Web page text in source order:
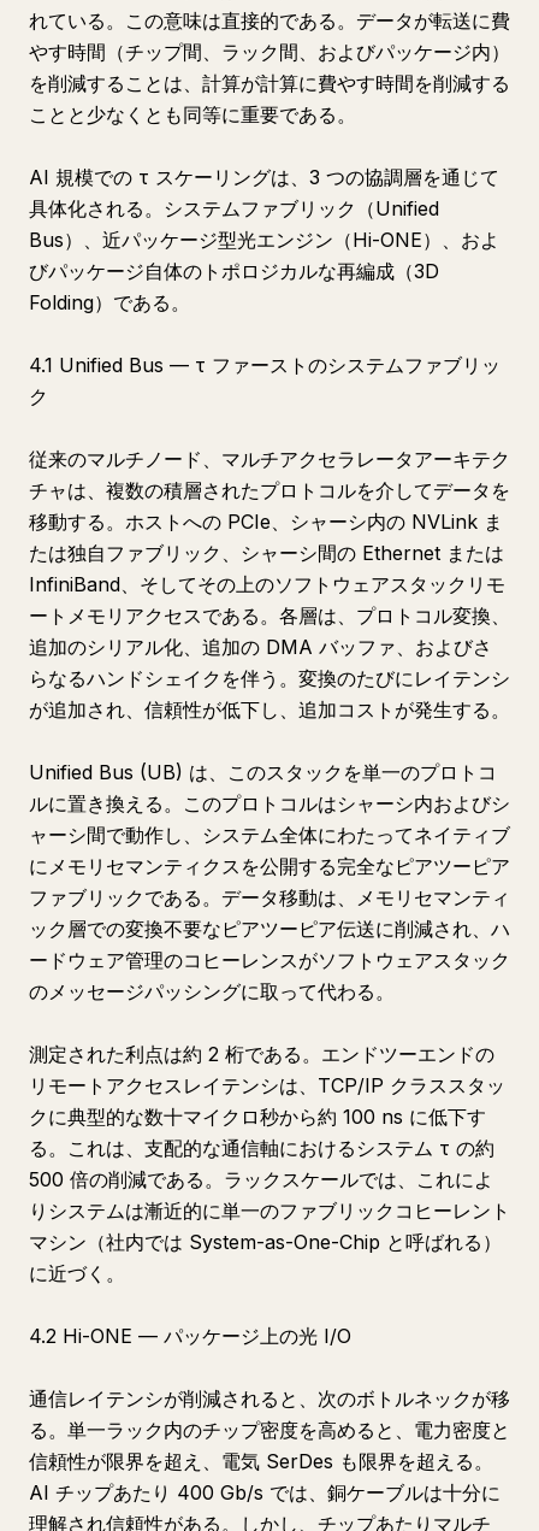
れている。この意味は直接的である。データが転送に費
やす時間（チップ間、ラック間、およびパッケージ内）
を削減することは、計算が計算に費やす時間を削減する
ことと少なくとも同等に重要である。
AI 規模での τ スケーリングは、3 つの協調層を通じて
具体化される。システムファブリック（Unified
Bus）、近パッケージ型光エンジン（Hi-ONE）、およ
びパッケージ自体のトポロジカルな再編成（3D
Folding）である。
4.1 Unified Bus — τ ファーストのシステムファブリッ
ク
従来のマルチノード、マルチアクセラレータアーキテク
チャは、複数の積層されたプロトコルを介してデータを
移動する。ホストへの PCIe、シャーシ内の NVLink ま
たは独自ファブリック、シャーシ間の Ethernet または
InfiniBand、そしてその上のソフトウェアスタックリモ
ートメモリアクセスである。各層は、プロトコル変換、
追加のシリアル化、追加の DMA バッファ、およびさ
らなるハンドシェイクを伴う。変換のたびにレイテンシ
が追加され、信頼性が低下し、追加コストが発生する。
Unified Bus (UB) は、このスタックを単一のプロトコ
ルに置き換える。このプロトコルはシャーシ内およびシ
ャーシ間で動作し、システム全体にわたってネイティブ
にメモリセマンティクスを公開する完全なピアツーピア
ファブリックである。データ移動は、メモリセマンティ
ック層での変換不要なピアツーピア伝送に削減され、ハ
ードウェア管理のコヒーレンスがソフトウェアスタック
のメッセージパッシングに取って代わる。
測定された利点は約 2 桁である。エンドツーエンドの
リモートアクセスレイテンシは、TCP/IP クラススタッ
クに典型的な数十マイクロ秒から約 100 ns に低下す
る。これは、支配的な通信軸におけるシステム τ の約
500 倍の削減である。ラックスケールでは、これによ
りシステムは漸近的に単一のファブリックコヒーレント
マシン（社内では System-as-One-Chip と呼ばれる）
に近づく。
4.2 Hi-ONE — パッケージ上の光 I/O
通信レイテンシが削減されると、次のボトルネックが移
る。単一ラック内のチップ密度を高めると、電力密度と
信頼性が限界を超え、電気 SerDes も限界を超える。
AI チップあたり 400 Gb/s では、銅ケーブルは十分に
理解され信頼性がある。しかし、チップあたりマルチ